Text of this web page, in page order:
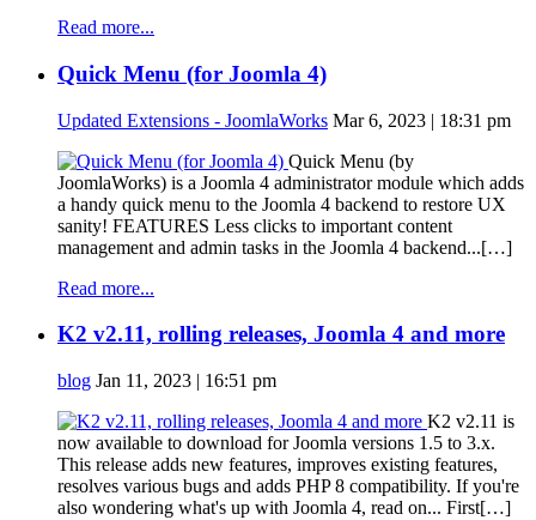
Read more...
Quick Menu (for Joomla 4)
Updated Extensions - JoomlaWorks Mar 6, 2023 | 18:31 pm
Quick Menu (by
JoomlaWorks) is a Joomla 4 administrator module which adds
a handy quick menu to the Joomla 4 backend to restore UX
sanity! FEATURES Less clicks to important content
management and admin tasks in the Joomla 4 backend...[…]
Read more...
K2 v2.11, rolling releases, Joomla 4 and more
blog Jan 11, 2023 | 16:51 pm
K2 v2.11 is
now available to download for Joomla versions 1.5 to 3.x.
This release adds new features, improves existing features,
resolves various bugs and adds PHP 8 compatibility. If you're
also wondering what's up with Joomla 4, read on... First[…]